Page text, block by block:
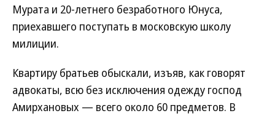
Мурата и 20-летнего безработного Юнуса,
приехавшего поступать в московскую школу
милиции.
Квартиру братьев обыскали, изъяв, как говорят
адвокаты, всю без исключения одежду господ
Амирхановых — всего около 60 предметов. В